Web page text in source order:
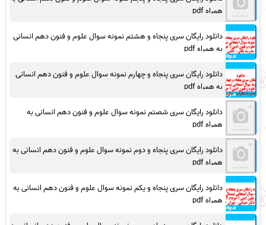
همراه pdf
دانلود رایگان سری پنجاه و هشتم نمونه سوال علوم و فنون دهم انسانی
به همراه pdf
دانلود رایگان سری پنجاه و چهارم نمونه سوال علوم و فنون دهم انسانی
به همراه pdf
دانلود رایگان سری شصتم نمونه سوال علوم و فنون دهم انسانی به
همراه pdf
دانلود رایگان سری پنجاه و دوم نمونه سوال علوم و فنون دهم انسانی به
همراه pdf
دانلود رایگان سری پنجاه و یکم نمونه سوال علوم و فنون دهم انسانی به
همراه pdf